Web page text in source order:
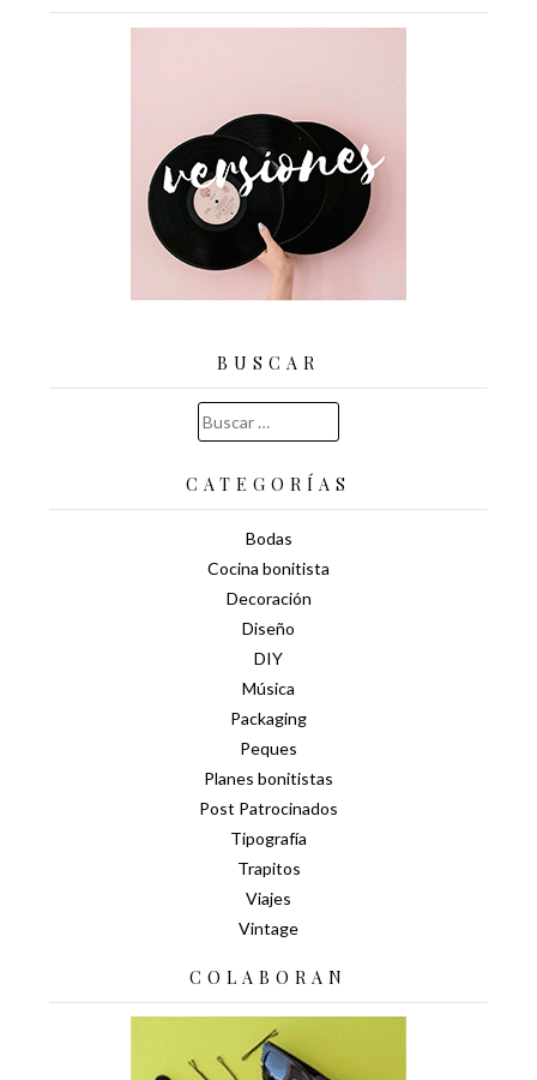
BUSCAR
Buscar:
CATEGORÍAS
Bodas
Cocina bonitista
Decoración
Diseño
DIY
Música
Packaging
Peques
Planes bonitistas
Post Patrocinados
Tipografía
Trapitos
Viajes
Vintage
COLABORAN